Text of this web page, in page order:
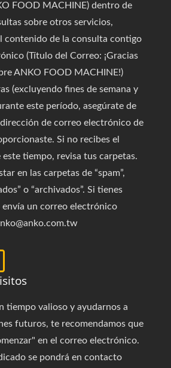
FOOD MACHINE) dentro de
sobre otros servicios,
contenido de la consulta contigo
(Título del Correo: ¡Gracias
ANKO FOOD MACHINE!)
(excluyendo fines de semana y
este período, asegúrate de
de correo electrónico de
Si no recibes el
tiempo, revisa tus carpetas.
en las carpetas de “spam”,
o “archivados”. Si tienes
envía un correo electrónico
tiempo valioso y ayudarnos a
futuros, te recomendamos que
en el correo electrónico.
se pondrá en contacto